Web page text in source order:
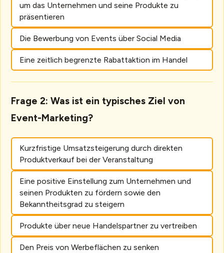
um das Unternehmen und seine Produkte zu
präsentieren
Die Bewerbung von Events über Social Media
Eine zeitlich begrenzte Rabattaktion im Handel
Frage 2: Was ist ein typisches Ziel von
Event-Marketing?
Kurzfristige Umsatzsteigerung durch direkten
Produktverkauf bei der Veranstaltung
Eine positive Einstellung zum Unternehmen und
seinen Produkten zu fördern sowie den
Bekanntheitsgrad zu steigern
Produkte über neue Handelspartner zu vertreiben
Den Preis von Werbeflächen zu senken